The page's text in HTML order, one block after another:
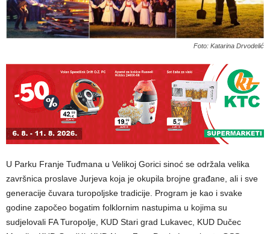
Foto: Katarina Drvodelić
U Parku Franje Tuđmana u Velikoj Gorici sinoć se održala velika
završnica proslave Jurjeva koja je okupila brojne građane, ali i sve
generacije čuvara turopoljske tradicije. Program je kao i svake
godine započeo bogatim folklornim nastupima u kojima su
sudjelovali FA Turopolje, KUD Stari grad Lukavec, KUD Dučec